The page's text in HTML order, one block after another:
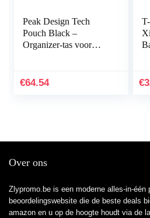
Peak Design Tech
Pouch Black –
Organizer-tas voor
€64.54 €
Over ons
Zlypromo.be is een moderne alles-in-één
beoordelingswebsite die de beste deals
amazon en u op de hoogte houdt via de